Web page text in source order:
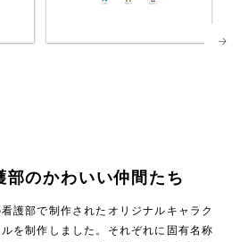
のかわいい仲間たち
護部で制作されたオリジナルキャラク
を制作しました。それぞれに固有名称